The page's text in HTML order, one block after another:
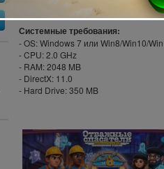
Системные требования:
- OS: Windows 7 или Win8/Win10/
- CPU: 2.0 GHz
- RAM: 2048 MB
- DirectX: 11.0
- Hard Drive: 350 MB